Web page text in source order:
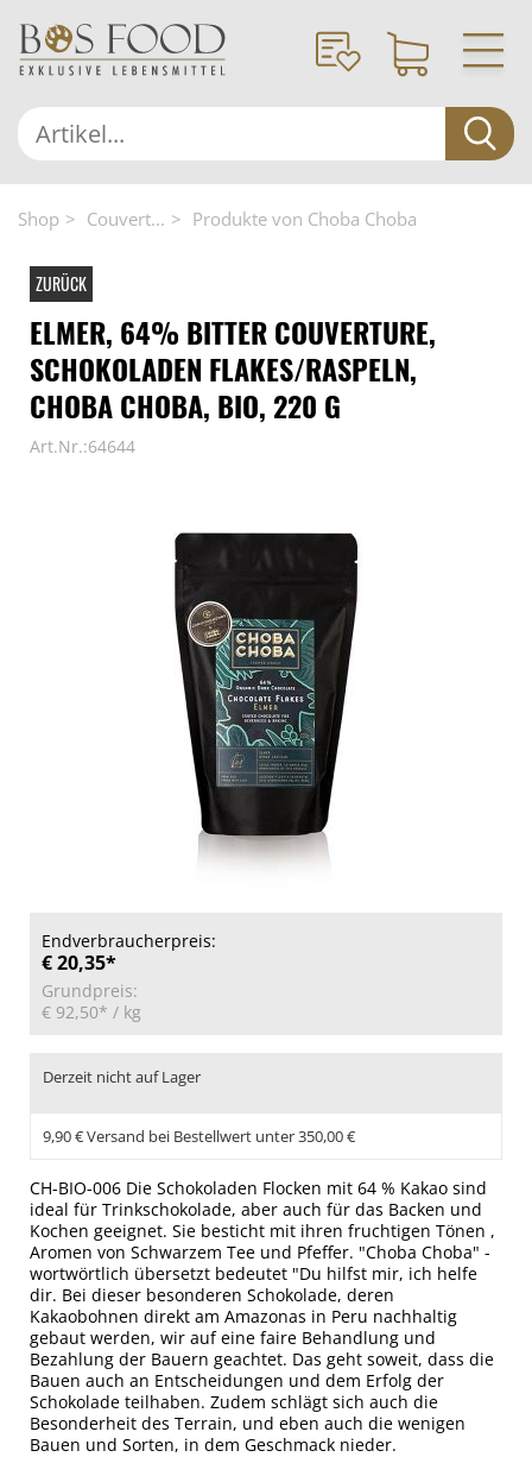
Shop Couvert... Produkte von Choba Choba
ZURÜCK
ELMER, 64% BITTER COUVERTURE,
SCHOKOLADEN FLAKES/RASPELN,
CHOBA CHOBA, BIO, 220 G
Art.Nr.:64644
Endverbraucherpreis:
€ 20,35*
Grundpreis:
€ 92,50* / kg
Derzeit nicht auf Lager
9,90 € Versand bei Bestellwert unter 350,00 €
CH-BIO-006 Die Schokoladen Flocken mit 64 % Kakao sind
ideal für Trinkschokolade, aber auch für das Backen und
Kochen geeignet. Sie besticht mit ihren fruchtigen Tönen ,
Aromen von Schwarzem Tee und Pfeffer. "Choba Choba" -
wortwörtlich übersetzt bedeutet "Du hilfst mir, ich helfe
dir. Bei dieser besonderen Schokolade, deren
Kakaobohnen direkt am Amazonas in Peru nachhaltig
gebaut werden, wir auf eine faire Behandlung und
Bezahlung der Bauern geachtet. Das geht soweit, dass die
Bauen auch an Entscheidungen und dem Erfolg der
Schokolade teilhaben. Zudem schlägt sich auch die
Besonderheit des Terrain, und eben auch die wenigen
Bauen und Sorten, in dem Geschmack nieder.